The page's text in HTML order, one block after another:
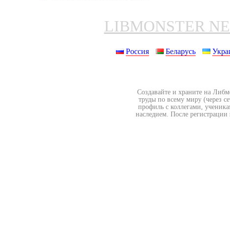
LIBMONSTER
Россия Беларусь
Создавайте и храните на
труды по всему миру (через
профиль с коллегами,
наследием. После